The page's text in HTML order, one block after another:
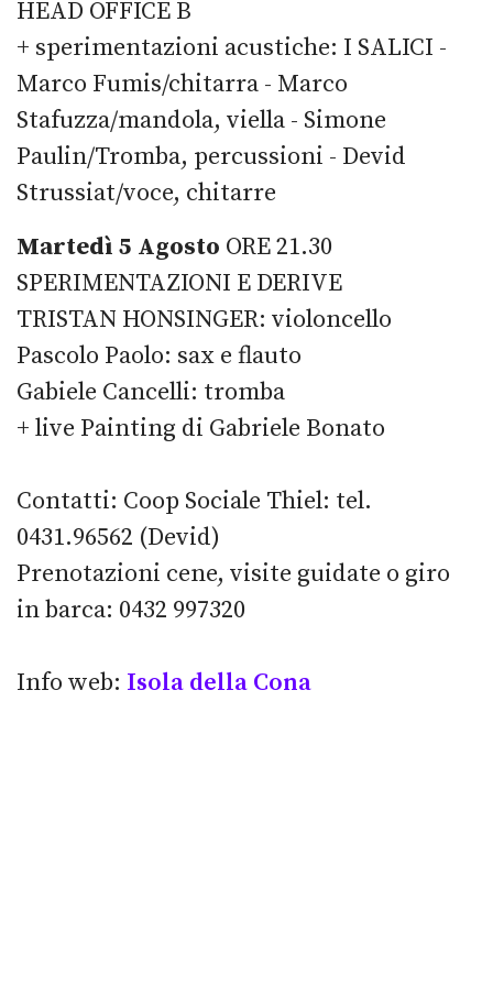
HEAD OFFICE B
+ sperimentazioni acustiche: I SALICI -
Marco Fumis/chitarra - Marco
Stafuzza/mandola, viella - Simone
Paulin/Tromba, percussioni - Devid
Strussiat/voce, chitarre
Martedì 5 Agosto ORE 21.30
SPERIMENTAZIONI E DERIVE
TRISTAN HONSINGER: violoncello
Pascolo Paolo: sax e flauto
Gabiele Cancelli: tromba
+ live Painting di Gabriele Bonato
Contatti: Coop Sociale Thiel: tel.
0431.96562 (Devid)
Prenotazioni cene, visite guidate o giro
in barca: 0432 997320
Info web: Isola della Cona